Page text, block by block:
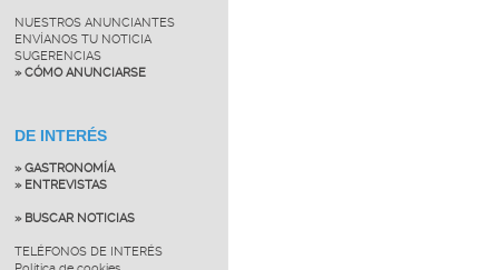
NUESTROS ANUNCIANTES
ENVÍANOS TU NOTICIA
SUGERENCIAS
» CÓMO ANUNCIARSE
DE INTERÉS
» GASTRONOMÍA
» ENTREVISTAS
» BUSCAR NOTICIAS
TELÉFONOS DE INTERÉS